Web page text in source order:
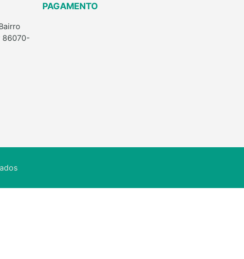
86070-
PAGAMENTO